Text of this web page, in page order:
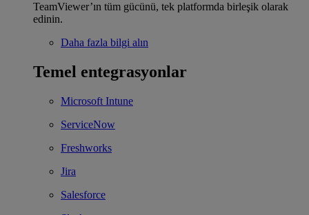
TeamViewer’ın tüm gücünü, tek platformda birleşik olarak
edinin.
Daha fazla bilgi alın
Temel entegrasyonlar
Microsoft Intune
ServiceNow
Freshworks
Jira
Salesforce